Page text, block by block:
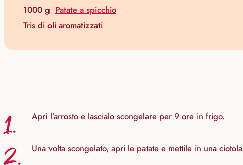
1000 g Patate a spicchio
Tris di oli aromatizzati
1. Apri l’arrosto e lascialo scongelare per 9 ore in frigo.
Una volta scongelato, apri le patate e mettile in una ciotola